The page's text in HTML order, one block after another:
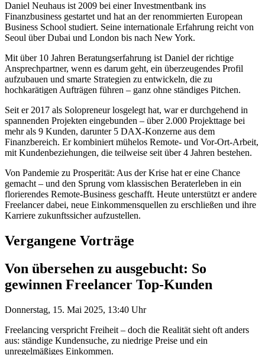
Daniel Neuhaus ist 2009 bei einer Investmentbank ins
Finanzbusiness gestartet und hat an der renommierten European
Business School studiert. Seine internationale Erfahrung reicht von
Seoul über Dubai und London bis nach New York.
Mit über 10 Jahren Beratungserfahrung ist Daniel der richtige
Ansprechpartner, wenn es darum geht, ein überzeugendes Profil
aufzubauen und smarte Strategien zu entwickeln, die zu
hochkarätigen Aufträgen führen – ganz ohne ständiges Pitchen.
Seit er 2017 als Solopreneur losgelegt hat, war er durchgehend in
spannenden Projekten eingebunden – über 2.000 Projekttage bei
mehr als 9 Kunden, darunter 5 DAX-Konzerne aus dem
Finanzbereich. Er kombiniert mühelos Remote- und Vor-Ort-Arbeit,
mit Kundenbeziehungen, die teilweise seit über 4 Jahren bestehen.
Von Pandemie zu Prosperität: Aus der Krise hat er eine Chance
gemacht – und den Sprung vom klassischen Beraterleben in ein
florierendes Remote-Business geschafft. Heute unterstützt er andere
Freelancer dabei, neue Einkommensquellen zu erschließen und ihre
Karriere zukunftssicher aufzustellen.
Vergangene Vorträge
Von übersehen zu ausgebucht: So
gewinnen Freelancer Top-Kunden
Donnerstag, 15. Mai 2025, 13:40 Uhr
Freelancing verspricht Freiheit – doch die Realität sieht oft anders
aus: ständige Kundensuche, zu niedrige Preise und ein
unregelmäßiges Einkommen.